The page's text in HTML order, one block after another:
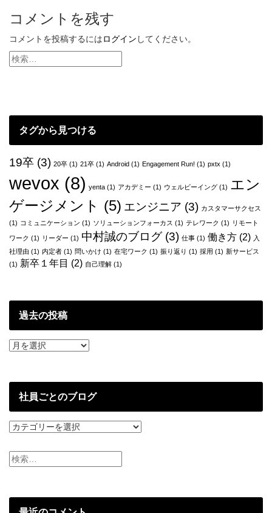
ナ
ビ
ゲ
ョ
ン
コメントを残す
コメントを投稿するにはログイン してください。
タグから見つける
19卒 (3) 20卒 (1) 21卒 (1) Android (1) Engagement Run! (1) pxtx (1)
wevox (8) yenta (1) アカデミー (1) ウェルビーイング (1) エン
ゲージメント (5) エンジニア (3) カスタマーサクセス
(1) コミュニケーション (1) ソリューションフォーカス (1) テレワーク (1) リモート
ワーク (1) リーダー (1) 中村誠のブログ(3) 仕事 (1) 働き方 (2) 入
社理由 (1) 内定者 (1) 問いかけ (1) 在宅ワーク (1) 振り返り (1) 採用 (1) 新サービス
(1) 新卒１年目 (2) 自己理解 (1)
過去の投稿
過
投
社員ごとのブログ
社
ご
と
ロ